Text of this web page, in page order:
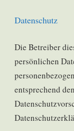
Datenschutz
Die Betreiber
persönlichen
entsprechend